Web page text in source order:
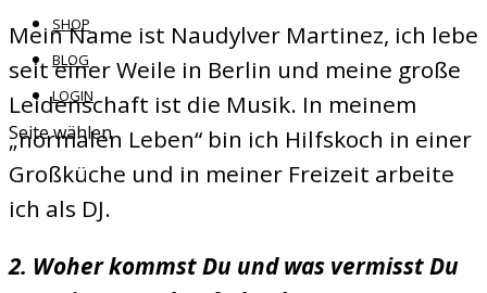
SHOP
BLOG
LOGIN
Seite wählen
Mein Name ist Naudylver Martinez, ich lebe
seit einer Weile in Berlin und meine große
Leidenschaft ist die Musik. In meinem
„normalen Leben“ bin ich Hilfskoch in einer
Großküche und in meiner Freizeit arbeite
ich als DJ.
2. Woher kommst Du und was vermisst Du